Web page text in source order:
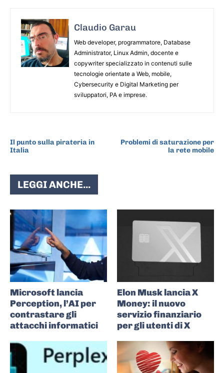
Claudio Garau
Web developer, programmatore, Database
Administrator, Linux Admin, docente e
copywriter specializzato in contenuti sulle
tecnologie orientate a Web, mobile,
Cybersecurity e Digital Marketing per
sviluppatori, PA e imprese.
Il punto sulla pirateria in
Italia
Problemi di saturazione per
la rete mobile
LEGGI ANCHE...
Microsoft lancia
Perception, l’AI per
contrastare gli
attacchi informatici
Elon Musk lancia X
Money: il nuovo
servizio finanziario
per gli utenti di X